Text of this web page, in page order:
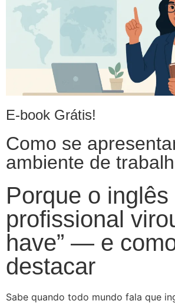
E-book Grátis!
Como se
ambiente de
Porque o inglês
profissional
have” — e
destacar
Sabe quando todo mundo fala que